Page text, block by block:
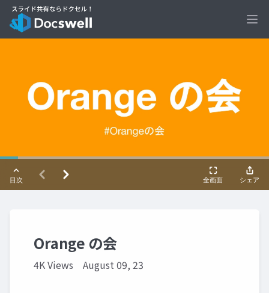
Orange の会
4K Views August 09, 23